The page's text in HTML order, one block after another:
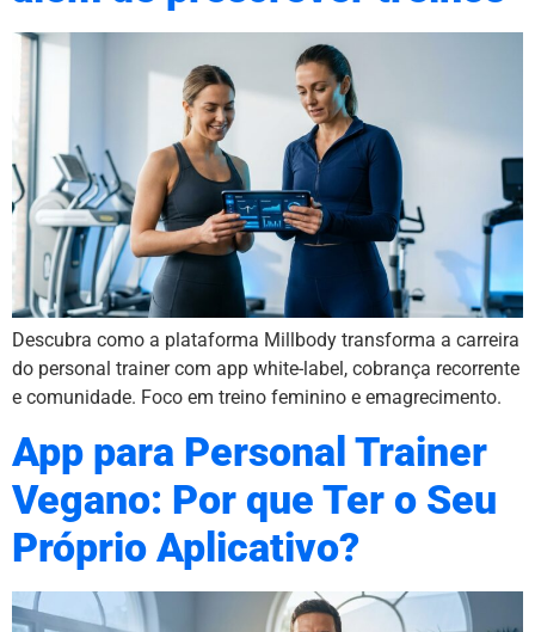
Descubra como a plataforma Millbody transforma a carreira
do personal trainer com app white-label, cobrança recorrente
e comunidade. Foco em treino feminino e emagrecimento.
App para Personal Trainer
Vegano: Por que Ter o Seu
Próprio Aplicativo?